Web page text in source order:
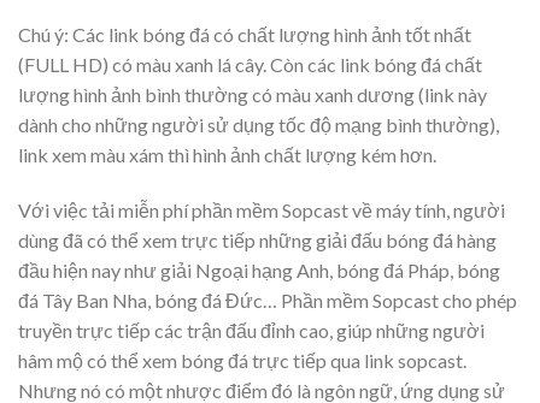
Chú ý: Các link bóng đá có chất lượng hình ảnh tốt nhất
(FULL HD) có màu xanh lá cây. Còn các link bóng đá chất
lượng hình ảnh bình thường có màu xanh dương (link này
dành cho những người sử dụng tốc độ mạng bình thường),
link xem màu xám thì hình ảnh chất lượng kém hơn.
Với việc tải miễn phí phần mềm Sopcast về máy tính, người
dùng đã có thể xem trực tiếp những giải đấu bóng đá hàng
đầu hiện nay như giải Ngoại hạng Anh, bóng đá Pháp, bóng
đá Tây Ban Nha, bóng đá Đức… Phần mềm Sopcast cho phép
truyền trực tiếp các trận đấu đỉnh cao, giúp những người
hâm mộ có thể xem bóng đá trực tiếp qua link sopcast.
Nhưng nó có một nhược điểm đó là ngôn ngữ, ứng dụng sử